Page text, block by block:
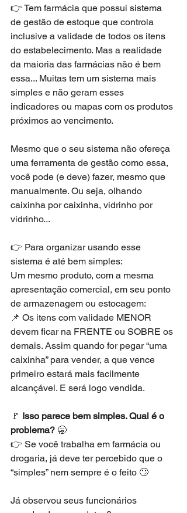
👉 Tem farmácia que possui sistema
de gestão de estoque que controla
inclusive a validade de todos os itens
do estabelecimento. Mas a realidade
da maioria das farmácias não é bem
essa... Muitas tem um sistema mais
simples e não geram esses
indicadores ou mapas com os produtos
próximos ao vencimento.
Mesmo que o seu sistema não ofereça
uma ferramenta de gestão como essa,
você pode (e deve) fazer, mesmo que
manualmente. Ou seja, olhando
caixinha por caixinha, vidrinho por
vidrinho...
👉 Para organizar usando esse
sistema é até bem simples:
Um mesmo produto, com a mesma
apresentação comercial, em seu ponto
de armazenagem ou estocagem:
📌 Os itens com validade MENOR
devem ficar na FRENTE ou SOBRE os
demais. Assim quando for pegar “uma
caixinha” para vender, a que vence
primeiro estará mais facilmente
alcançável. E será logo vendida.
🚩 Isso parece bem simples. Qual é o
problema? 🥱
👉 Se você trabalha em farmácia ou
drogaria, já deve ter percebido que o
“simples” nem sempre é o feito 🙄
Já observou seus funcionários